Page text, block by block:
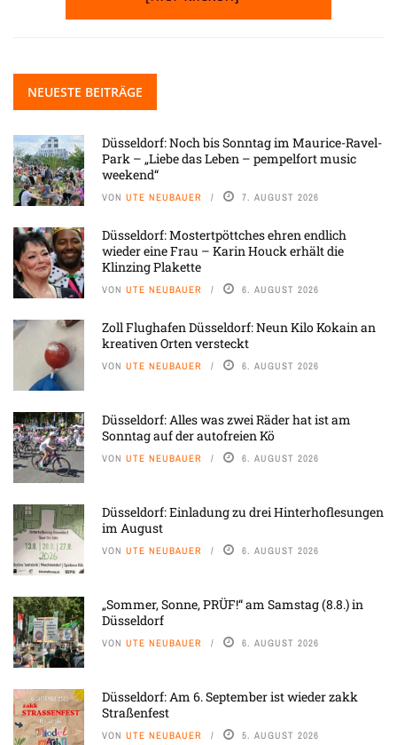
NEUESTE BEITRÄGE
Düsseldorf: Noch bis Sonntag im Maurice-Ravel-
Park – „Liebe das Leben – pempelfort music
weekend“
VON UTE NEUBAUER 7. AUGUST 2026
Düsseldorf: Mostertpöttches ehren endlich
wieder eine Frau – Karin Houck erhält die
Klinzing Plakette
VON UTE NEUBAUER 6. AUGUST 2026
Zoll Flughafen Düsseldorf: Neun Kilo Kokain an
kreativen Orten versteckt
VON UTE NEUBAUER 6. AUGUST 2026
Düsseldorf: Alles was zwei Räder hat ist am
Sonntag auf der autofreien Kö
VON UTE NEUBAUER 6. AUGUST 2026
Düsseldorf: Einladung zu drei Hinterhoflesungen
im August
VON UTE NEUBAUER 6. AUGUST 2026
„Sommer, Sonne, PRÜF!“ am Samstag (8.8.) in
Düsseldorf
VON UTE NEUBAUER 6. AUGUST 2026
Düsseldorf: Am 6. September ist wieder zakk
Straßenfest
VON UTE NEUBAUER 5. AUGUST 2026